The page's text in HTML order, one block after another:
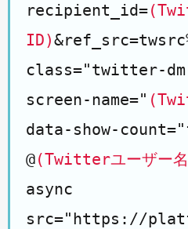
recipient_id=
ID)
class="twitter-
screen-name="
data-show-
@(Twitterユーザー
async
src="https://